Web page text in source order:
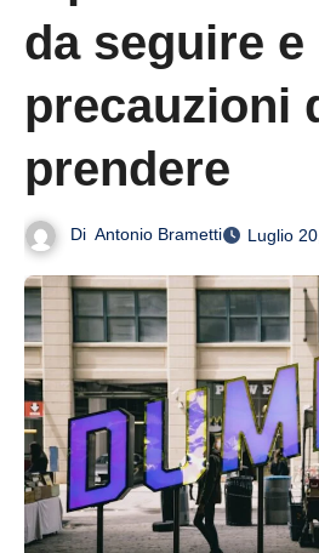
da seguire e
precauzioni
prendere
Di Antonio Brametti Luglio